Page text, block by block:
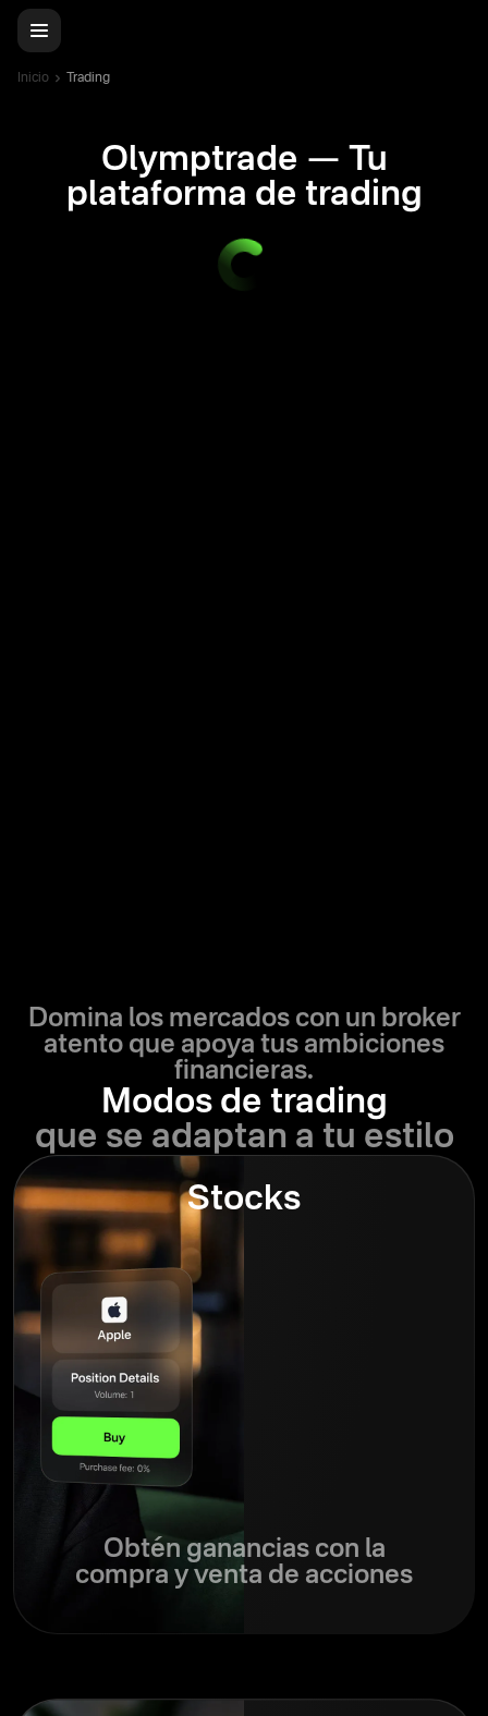
Inicio Trading
Olymptrade — Tu
plataforma de trading
Domina los mercados con un broker
atento que apoya tus ambiciones
financieras.
Modos de trading
que se adaptan a tu estilo
Stocks
Obtén ganancias con la
compra y venta de acciones